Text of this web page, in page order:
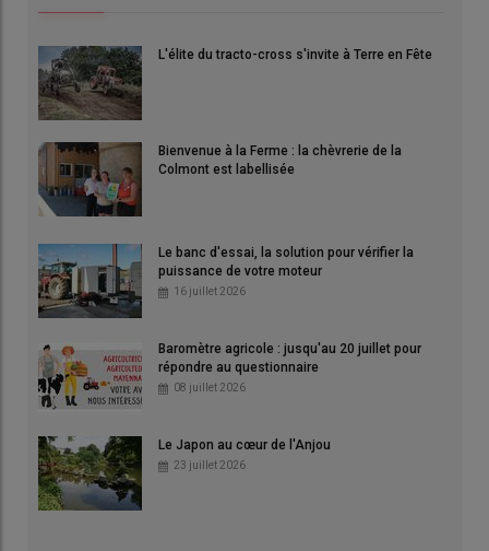
L'élite du tracto-cross s'invite à Terre en Fête
Bienvenue à la Ferme : la chèvrerie de la
Colmont est labellisée
Le banc d'essai, la solution pour vérifier la
puissance de votre moteur
16 juillet 2026
Baromètre agricole : jusqu'au 20 juillet pour
répondre au questionnaire
08 juillet 2026
Le Japon au cœur de l'Anjou
23 juillet 2026